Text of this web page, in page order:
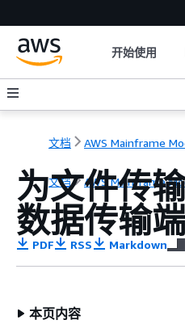
开始使用
文档 AWS Mainframe
文档 AWS Mainframe
为文件传
数据传输
PDF RSS Markdown
本页内容